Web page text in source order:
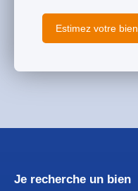
Estimez votre bien
Je recherche un bien